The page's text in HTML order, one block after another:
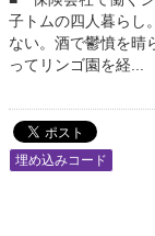
子トムの四人暮らし
ない。酒で鬱憤を晴
ってリンゴ園を経...
埋め込みコード